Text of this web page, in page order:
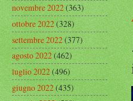
novembre 2022(363)
ottobre 2022(328)
settembre 2022(377)
agosto 2022(462)
luglio 2022(496)
giugno 2022(435)